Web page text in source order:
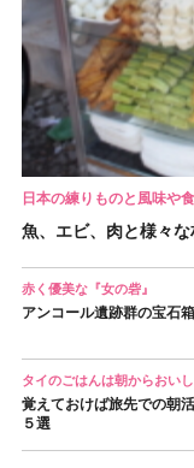
日本の練りものと風味や
魚、エビ、肉と様々
赤く優美な『女の砦』
アンコール遺跡群の宝石
タイのごはんは朝からおいし
覚えておけば旅先での朝
５選